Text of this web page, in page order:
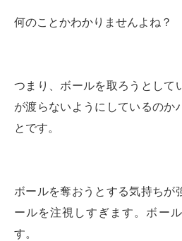
何のことかわかりませんよね？
つまり、ボールを取ろうとして
が渡らないようにしているのか
とです。
ボールを奪おうとする気持ちが
ールを注視しすぎます。ボー
す。